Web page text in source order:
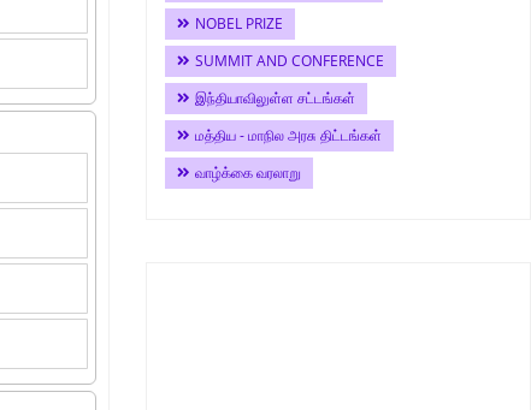
NOBEL PRIZE
SUMMIT AND CONFERENCE
இந்தியாவிலுள்ள சட்டங்கள்
மத்திய - மாநில அரசு திட்டங்கள்
வாழ்க்கை வரலாறு